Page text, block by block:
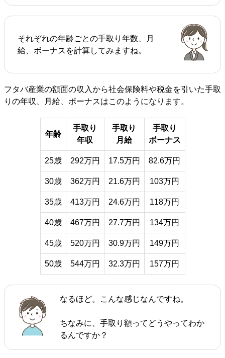
それぞれの年齢ごとの手取り年数、月
給、ボーナスを計算してみますね。
フタバ産業の額面の収入から社会保険料や税金を引いた手取
りの年収、月給、ボーナスはこのようになります。
年齢
手取り
年収
手取り
月給
手取り
ボーナス
25歳 292万円 17.5万円 82.6万円
30歳 362万円 21.6万円 103万円
35歳 413万円 24.6万円 118万円
40歳 467万円 27.7万円 134万円
45歳 520万円 30.9万円 149万円
50歳 544万円 32.3万円 157万円
なるほど。こんな感じなんですね。
ちなみに、手取り額ってどうやってわか
るんですか？